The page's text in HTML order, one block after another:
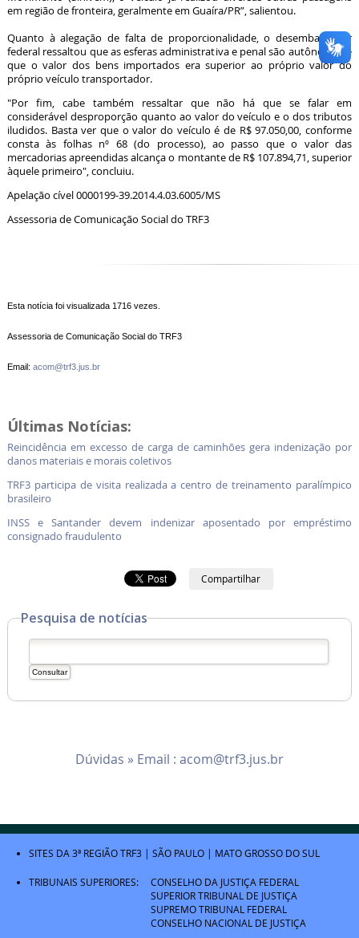
em região de fronteira, geralmente em Guaíra/PR”, salientou.
Quanto à alegação de falta de proporcionalidade, o desembargador
federal ressaltou que as esferas administrativa e penal são autônomas e
que o valor dos bens importados era superior ao próprio valor do
próprio veículo transportador.
"Por fim, cabe também ressaltar que não há que se falar em
considerável desproporção quanto ao valor do veículo e o dos tributos
iludidos. Basta ver que o valor do veículo é de R$ 97.050,00, conforme
consta às folhas nº 68 (do processo), ao passo que o valor das
mercadorias apreendidas alcança o montante de R$ 107.894,71, superior
àquele primeiro", concluiu.
Apelação cível 0000199-39.2014.4.03.6005/MS
Assessoria de Comunicação Social do TRF3
Esta notícia foi visualizada 1716 vezes.
Assessoria de Comunicação Social do TRF3
Email: acom@trf3.jus.br
Últimas Notícias:
Reincidência em excesso de carga de caminhões gera indenização por
danos materiais e morais coletivos
TRF3 participa de visita realizada a centro de treinamento paralímpico
brasileiro
INSS e Santander devem indenizar aposentado por empréstimo
consignado fraudulento
Compartilhar
Pesquisa de notícias
Dúvidas » Email : acom@trf3.jus.br
SITES DA 3ª REGIÃOTRF3 | SÃO PAULO | MATO GROSSO DO SUL
TRIBUNAIS SUPERIORES:
CONSELHO DA JUSTIÇA FEDERAL
SUPERIOR TRIBUNAL DE JUSTIÇA
SUPREMO TRIBUNAL FEDERAL
CONSELHO NACIONAL DE JUSTIÇA